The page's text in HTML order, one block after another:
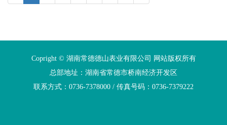
Copright © 湖南常德德山表业有限公司 网站版权所有
总部地址：湖南省常德市桥南经济开发区
联系方式：0736-7378000 / 传真号码：0736-7379222